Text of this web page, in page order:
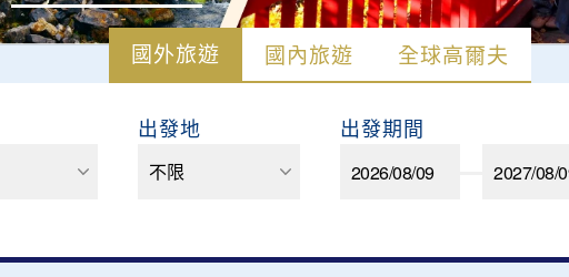
國外旅遊 國內旅遊 全球高爾夫
出發地 出發期間